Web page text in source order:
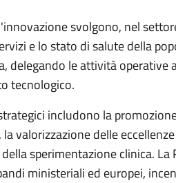
svolgono, nel
e lo stato di salute della
delegando le attività operative
tecnologico.
includono la
valorizzazione delle
sperimentazione clinica.
ministeriali ed europei,